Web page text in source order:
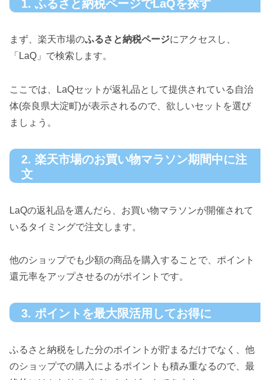
1. ふるさと納税ページでLaQを探す
まず、楽天市場のふるさと納税ページにアクセスし、
「LaQ」で検索します。
ここでは、LaQセットが返礼品として提供されている自治
体(奈良県大淀町)が表示されるので、欲しいセットを選び
ましょう。
2. 楽天市場のお買い物マラソン期間中に注
文
LaQの返礼品を選んだら、お買い物マラソンが開催されて
いるタイミングで注文します。
他のショップでも少額の商品を購入することで、ポイント
還元率をアップさせるのがポイントです。
3. ポイントを最大限活用してお得に
ふるさと納税をした分のポイントが貯まるだけでなく、他
のショップでの購入によるポイントも積み重なるので、最